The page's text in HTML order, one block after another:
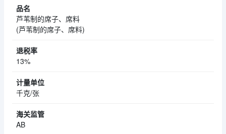
芦苇制的席子、席料
(芦苇制的席子、席料)
13%
千克/张
AB